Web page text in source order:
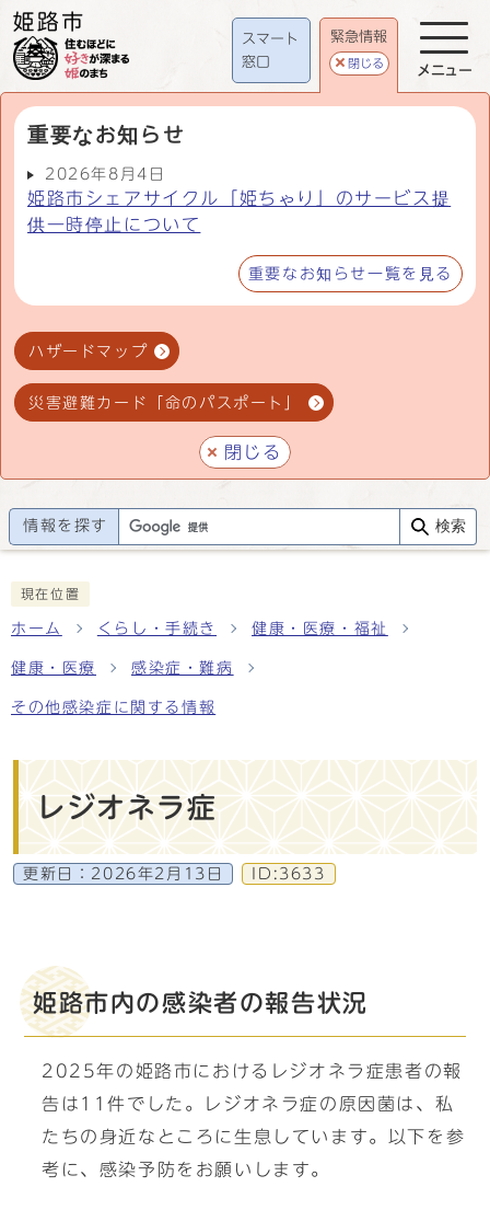
スマート
窓口
緊急情報
閉じる
重要なお知らせ
2026年8月4日
姫路市シェアサイクル「姫ちゃり」のサービス提
供一時停止について
重要なお知らせ一覧を見る
ハザードマップ
災害避難カード「命のパスポート」
閉じる
メニュー
情報を探す 検索
現在位置
ホーム くらし・手続き 健康・医療・福祉
健康・医療 感染症・難病
その他感染症に関する情報
レジオネラ症
更新日： 2026年2月13日 ID:3633
姫路市内の感染者の報告状況
2025年の姫路市におけるレジオネラ症患者の報
告は11件でした。レジオネラ症の原因菌は、私
たちの身近なところに生息しています。以下を参
考に、感染予防をお願いします。